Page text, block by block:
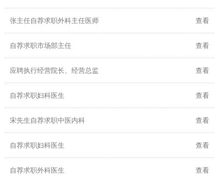
查看
张主任自荐求职外科主任医师
查看
自荐求职市场部主任
查看
应聘执行经营院长、经营总监
查看
自荐求职妇科医生
查看
宋先生自荐求职中医内科
查看
自荐求职妇科医生
查看
自荐求职外科医生